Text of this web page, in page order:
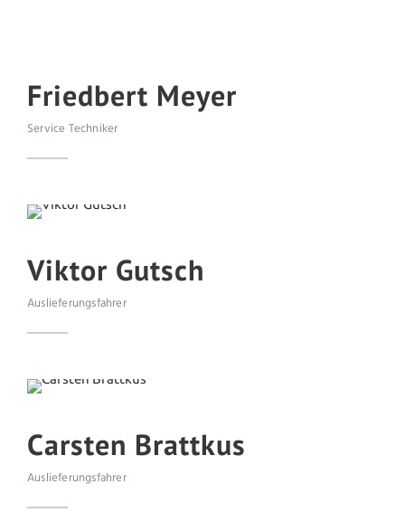
Friedbert Meyer
Service Techniker
Viktor Gutsch
Auslieferungsfahrer
Carsten Brattkus
Auslieferungsfahrer